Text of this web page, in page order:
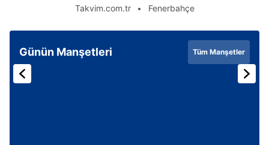
Takvim.com.tr Fenerbahçe
Günün Manşetleri Tüm Manşetler